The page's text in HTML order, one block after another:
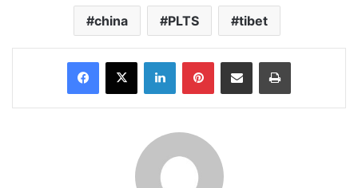
china PLTS tibet
Facebook
X LinkedInPinterestShare via Email Print